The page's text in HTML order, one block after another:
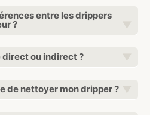
entre les drippers
?
direct ou indirect ?
de nettoyer mon dripper ?